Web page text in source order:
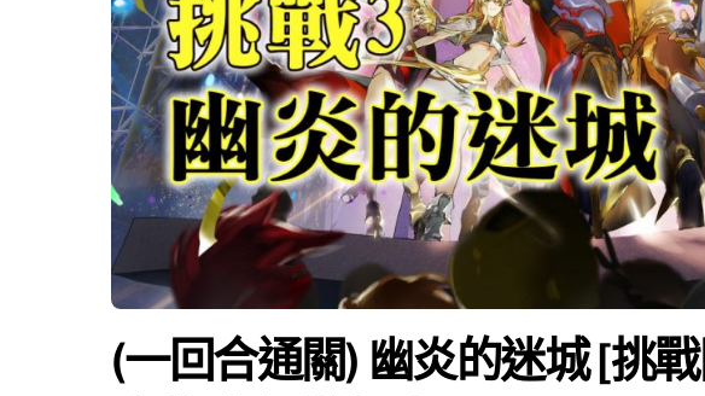
(一回合通關) 幽炎的迷城 [挑